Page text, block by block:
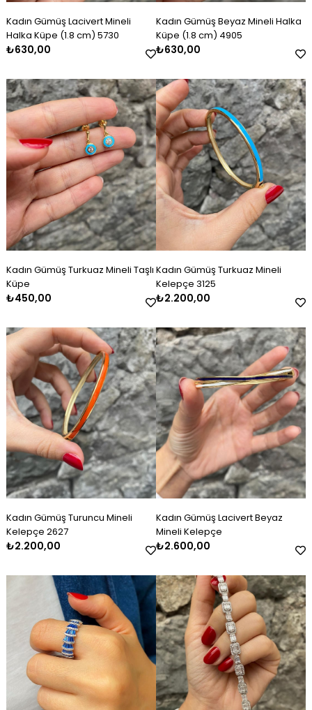
Kadın Gümüş Lacivert Mineli
Halka Küpe (1.8 cm) 5730
₺630,00
Kadın Gümüş Beyaz Mineli Halka
Küpe (1.8 cm) 4905
₺630,00
Kadın Gümüş Turkuaz Mineli Taşlı
Küpe
₺450,00
Kadın Gümüş Turkuaz Mineli
Kelepçe 3125
₺2.200,00
Kadın Gümüş Turuncu Mineli
Kelepçe 2627
₺2.200,00
Kadın Gümüş Lacivert Beyaz
Mineli Kelepçe
₺2.600,00